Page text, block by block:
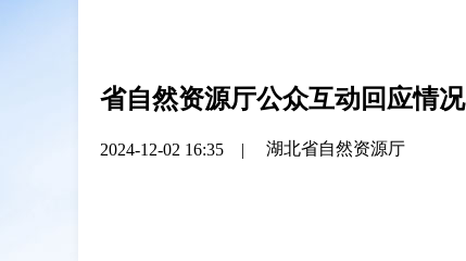
省自然资源厅公众互动回应情况
2024-12-02 16:35 | 湖北省自然资源厅